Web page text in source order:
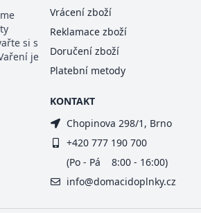
si s
je
Vrácení zboží
Reklamace zboží
Doručení zboží
Platební metody
KONTAKT
Chopinova 298/1, Brno
+420 777 190 700
(Po - Pá 8:00 - 16:00)
info@domacidoplnky.cz